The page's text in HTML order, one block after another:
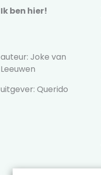
Ik ben hier!
auteur: Joke van
Leeuwen
uitgever: Querido